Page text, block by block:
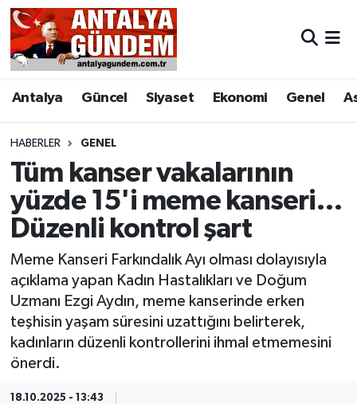
Antalya Güncel Siyaset Ekonomi Genel
HABERLER GENEL
Tüm kanser vakalarının
yüzde 15'i meme kanseri…
Düzenli kontrol şart
Meme Kanseri Farkındalık Ayı olması dolayısıyla
açıklama yapan Kadın Hastalıkları ve Doğum
Uzmanı Ezgi Aydın, meme kanserinde erken
teşhisin yaşam süresini uzattığını belirterek,
kadınların düzenli kontrollerini ihmal etmemesini
önerdi.
18.10.2025 - 13:43
Antalya
Asayiş
Bilim & Teknoloji
Bölge
EĞİTİM
Ekonomi
Genel
Görüntülü Haber
Antalya Nöbetçi Eczaneler
Antalya Hava Durumu
Antalya Namaz Vakitleri
Antalya Trafik Yoğunluk Haritası
Süper Lig Puan Durumu ve Fikstür
Tüm Manşetler
Son Dakika Haberleri
Haber Arşivi